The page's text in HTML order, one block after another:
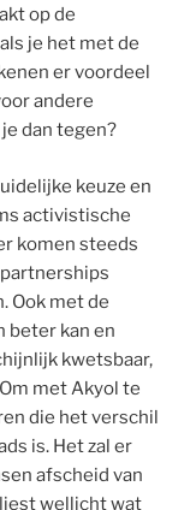
op de
je het met de
er voordeel
andere
dan tegen?
keuze en
activistische
komen steeds
Ook met de
beter kan en
kwetsbaar,
met Akyol te
die het verschil
is. Het zal er
afscheid van
wellicht wat